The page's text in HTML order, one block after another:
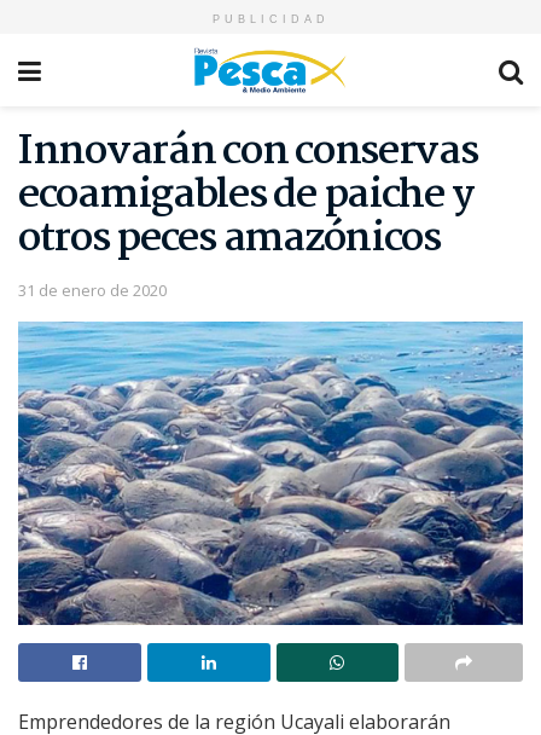
PUBLICIDAD
Innovarán con conservas
ecoamigables de paiche y
otros peces amazónicos
31 de enero de 2020
Emprendedores de la región Ucayali elaborarán